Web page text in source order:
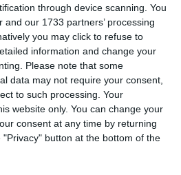
through device scanning. You
our 1733 partners’ processing
you may click to refuse to
information and change your
Please note that some
data may not require your consent,
to such processing. Your
website only. You can change your
consent at any time by returning
button at the bottom of the
ne ca sursă în Google
ne pe Google News
ne pe Whatsapp